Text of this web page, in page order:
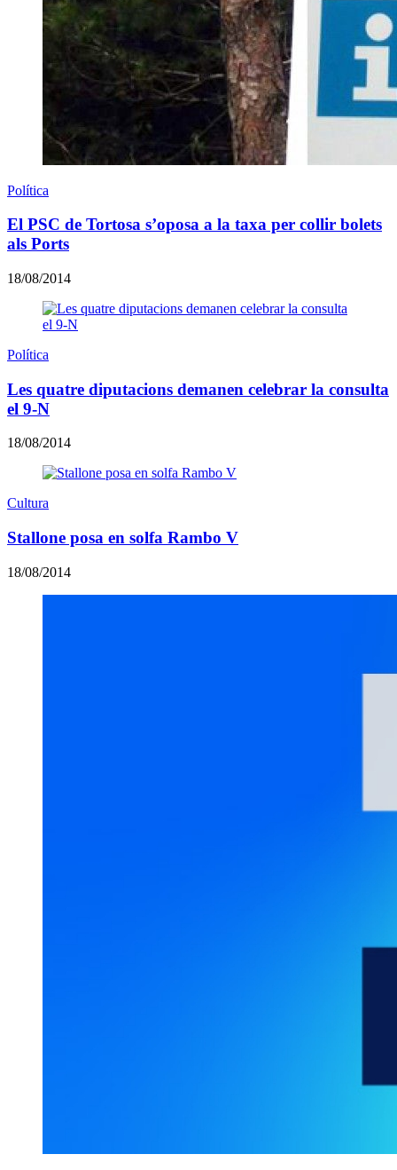
Política
El PSC de Tortosa s’oposa a la taxa per collir bolets
als Ports
18/08/2014
Política
Les quatre diputacions demanen celebrar la consulta
el 9-N
18/08/2014
Cultura
Stallone posa en solfa Rambo V
18/08/2014